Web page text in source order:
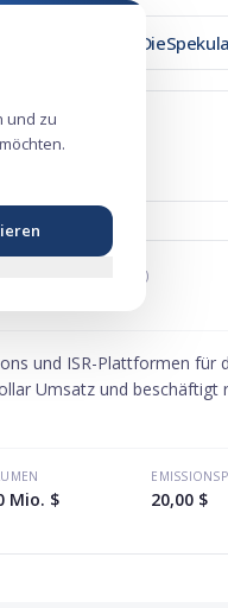
2026
KGV (P/E)
und ISR-Plattformen
Umsatz und
Mio. $ 20,00 $
und zu